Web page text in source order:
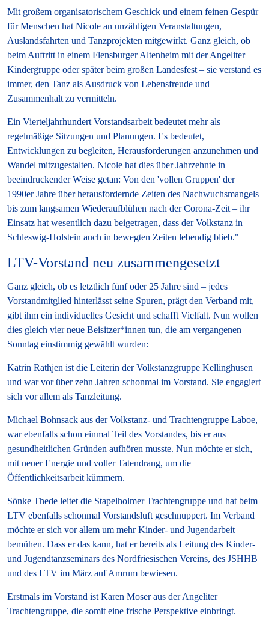
Mit großem organisatorischem Geschick und einem feinen Gespür
für Menschen hat Nicole an unzähligen Veranstaltungen,
Auslandsfahrten und Tanzprojekten mitgewirkt. Ganz gleich, ob
beim Auftritt in einem Flensburger Altenheim mit der Angeliter
Kindergruppe oder später beim großen Landesfest – sie verstand es
immer, den Tanz als Ausdruck von Lebensfreude und
Zusammenhalt zu vermitteln.
Ein Vierteljahrhundert Vorstandsarbeit bedeutet mehr als
regelmäßige Sitzungen und Planungen. Es bedeutet,
Entwicklungen zu begleiten, Herausforderungen anzunehmen und
Wandel mitzugestalten. Nicole hat dies über Jahrzehnte in
beeindruckender Weise getan: Von den 'vollen Gruppen' der
1990er Jahre über herausfordernde Zeiten des Nachwuchsmangels
bis zum langsamen Wiederaufblühen nach der Corona-Zeit – ihr
Einsatz hat wesentlich dazu beigetragen, dass der Volkstanz in
Schleswig-Holstein auch in bewegten Zeiten lebendig blieb."
LTV-Vorstand neu zusammengesetzt
Ganz gleich, ob es letztlich fünf oder 25 Jahre sind – jedes
Vorstandmitglied hinterlässt seine Spuren, prägt den Verband mit,
gibt ihm ein individuelles Gesicht und schafft Vielfalt. Nun wollen
dies gleich vier neue Beisitzer*innen tun, die am vergangenen
Sonntag einstimmig gewählt wurden:
Katrin Rathjen ist die Leiterin der Volkstanzgruppe Kellinghusen
und war vor über zehn Jahren schonmal im Vorstand. Sie engagiert
sich vor allem als Tanzleitung.
Michael Bohnsack aus der Volkstanz- und Trachtengruppe Laboe,
war ebenfalls schon einmal Teil des Vorstandes, bis er aus
gesundheitlichen Gründen aufhören musste. Nun möchte er sich,
mit neuer Energie und voller Tatendrang, um die
Öffentlichkeitsarbeit kümmern.
Sönke Thede leitet die Stapelholmer Trachtengruppe und hat beim
LTV ebenfalls schonmal Vorstandsluft geschnuppert. Im Verband
möchte er sich vor allem um mehr Kinder- und Jugendarbeit
bemühen. Dass er das kann, hat er bereits als Leitung des Kinder-
und Jugendtanzseminars des Nordfriesischen Vereins, des JSHHB
und des LTV im März auf Amrum bewiesen.
Erstmals im Vorstand ist Karen Moser aus der Angeliter
Trachtengruppe, die somit eine frische Perspektive einbringt.